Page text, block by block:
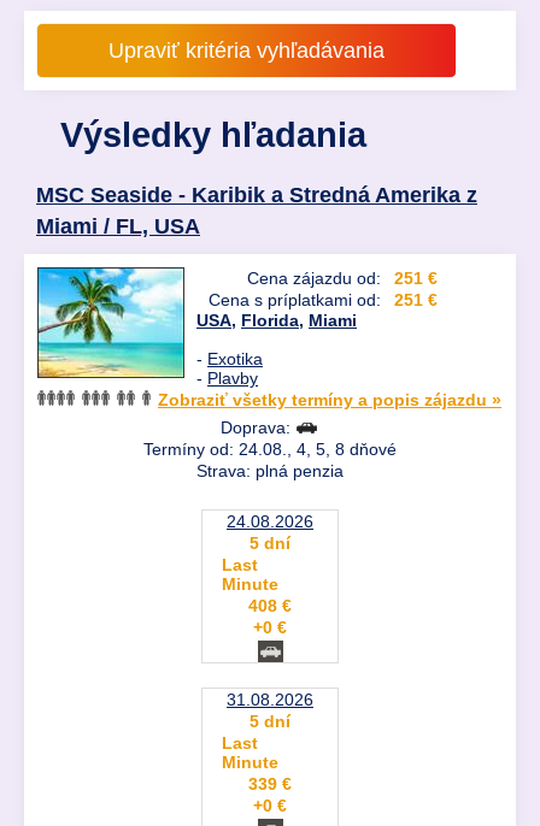
Výsledky hľadania
MSC Seaside - Karibik a Stredná Amerika z
Miami / FL, USA
Cena zájazdu od:
251 €
Cena s príplatkami od:
251 €
USA, Florida, Miami
- Exotika
- Plavby
Zobraziť všetky termíny a popis zájazdu »
Doprava:
Termíny od: 24.08., 4, 5, 8 dňové
Strava: plná penzia
24.08.2026
5 dní
Last
Minute
408 €
+0 €
31.08.2026
5 dní
Last
Minute
339 €
+0 €